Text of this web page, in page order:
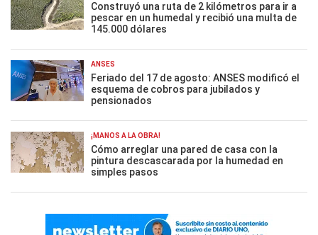
Construyó una ruta de 2 kilómetros para ir a
pescar en un humedal y recibió una multa de
145.000 dólares
ANSES
Feriado del 17 de agosto: ANSES modificó el
esquema de cobros para jubilados y
pensionados
¡MANOS A LA OBRA!
Cómo arreglar una pared de casa con la
pintura descascarada por la humedad en
simples pasos